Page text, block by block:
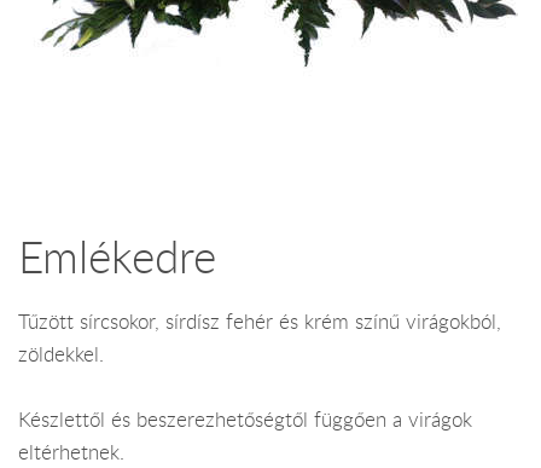
Emlékedre
Tűzött sírcsokor, sírdísz fehér és krém színű virágokból,
zöldekkel.
Készlettől és beszerezhetőségtől függően a virágok
eltérhetnek.